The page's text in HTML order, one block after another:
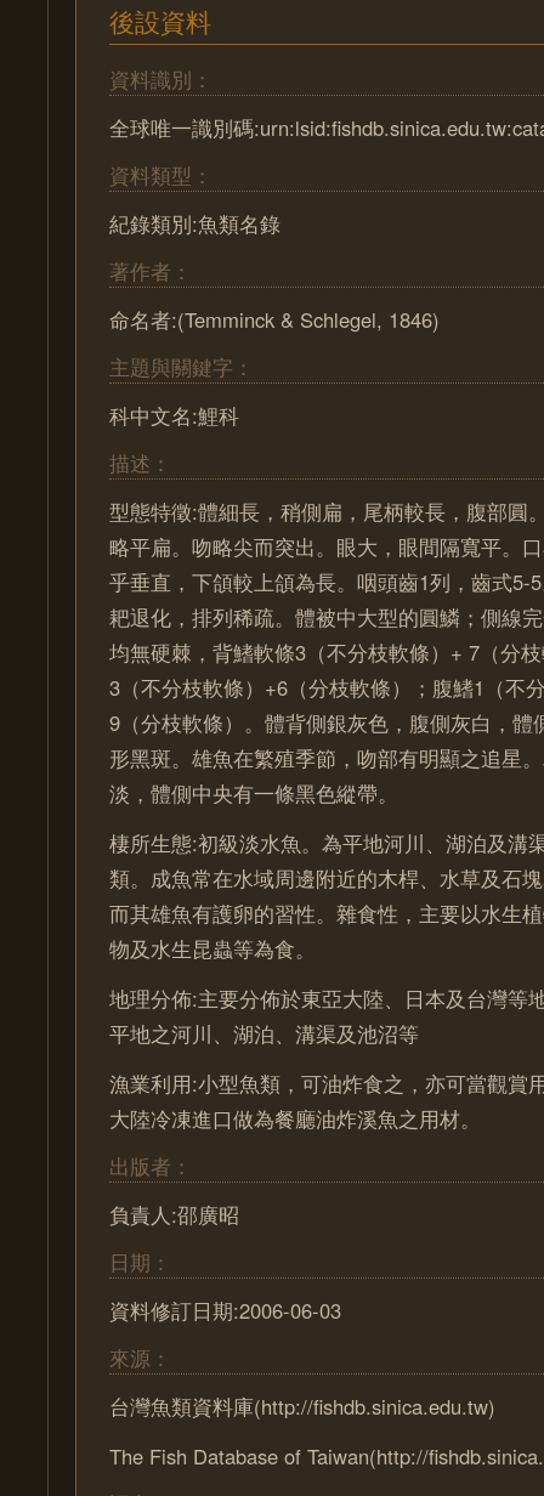
後設資料
資料識別：
全球唯一識別碼
資料類型：
紀錄類別:魚類名錄
著作者：
命名者:(Temminck & Schlegel, 1846)
主題與關鍵字：
科中文名:鯉科
描述：
型態特徵:體細長，稍側扁，尾柄較長，腹部圓
略平扁。吻略尖而突出。眼大，眼間隔寬平。
乎垂直，下頜較上頜為長。咽頭齒1列，齒式5-
耙退化，排列稀疏。體被中大型的圓鱗；側線
均無硬棘，背鰭軟條3（不分枝軟條）+ 7（分
3（不分枝軟條）+6（分枝軟條）；腹鰭1（不
9（分枝軟條）。體背側銀灰色，腹側灰白，體
形黑斑。雄魚在繁殖季節，吻部有明顯之追星
淡，體側中央有一條黑色縱帶。
棲所生態:初級淡水魚。為平地河川、湖泊及溝
類。成魚常在水域周邊附近的木桿、水草及石
而其雄魚有護卵的習性。雜食性，主要以水生
物及水生昆蟲等為食。
地理分佈:主要分佈於東亞大陸、日本及台灣等
平地之河川、湖泊、溝渠及池沼等
漁業利用:小型魚類，可油炸食之，亦可當觀賞
大陸冷凍進口做為餐廳油炸溪魚之用材。
出版者：
負責人:邵廣昭
日期：
資料修訂日期:2006-06-03
來源：
台灣魚類資料庫(http://fishdb.sinica.edu.tw)
The Fish Database of Taiwan(http://